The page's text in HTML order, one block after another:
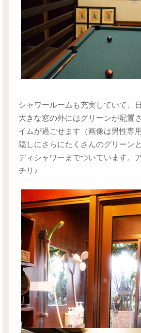
シャワールームも充実していて、
大きな窓の外にはグリーンが配置
イムが過ごせます（画像は男性専
隠しにさらにたくさんのグリーン
ディシャワーまでついています。
チリ♪